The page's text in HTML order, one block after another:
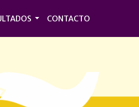
CONTACTO